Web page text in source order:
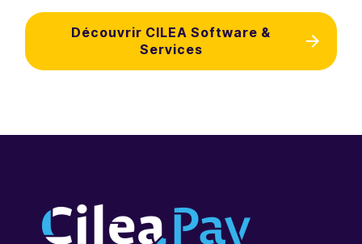
Découvrir CILEA Software &
Services